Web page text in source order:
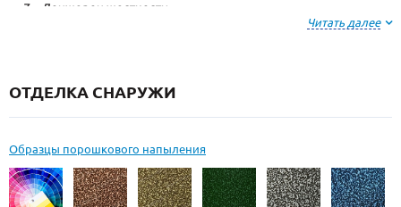
Лонжерон жесткости
Читать далее
ОТДЕЛКА СНАРУЖИ
Образцы порошкового напыления